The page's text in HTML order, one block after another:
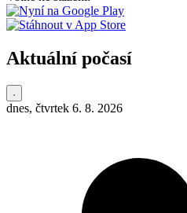
Aktuální počasí
dnes, čtvrtek 6. 8. 2026